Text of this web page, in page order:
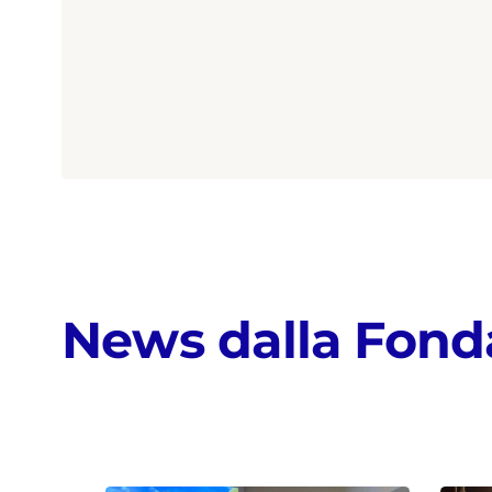
News dalla